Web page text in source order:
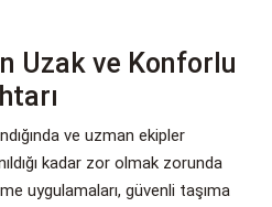
Uzak ve Konforlu
ve uzman ekipler
kadar zor olmak zorunda
uygulamaları, güvenli taşıma